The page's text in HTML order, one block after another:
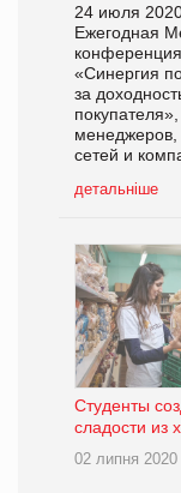
24 июля
Ежегодная
«Синергия
за
менеджеров,
сетей и
детальніше
Студенты
сладости из
02 липня 2020